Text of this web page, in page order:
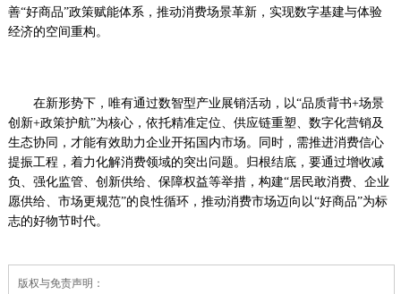
善“好商品”政策赋能体系，推动消费场景革新，实现数字基建与体验
经济的空间重构。
在新形势下，唯有通过数智型产业展销活动，以“品质背书+场景
创新+政策护航”为核心，依托精准定位、供应链重塑、数字化营销及
生态协同，才能有效助力企业开拓国内市场。同时，需推进消费信心
提振工程，着力化解消费领域的突出问题。归根结底，要通过增收减
负、强化监管、创新供给、保障权益等举措，构建“居民敢消费、企业
愿供给、市场更规范”的良性循环，推动消费市场迈向以“好商品”为标
志的好物节时代。
版权与免责声明：